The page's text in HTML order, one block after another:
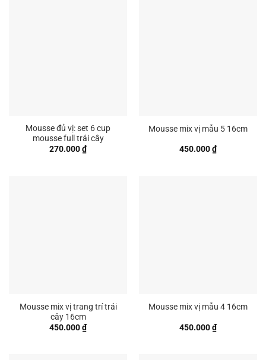
Mousse đủ vị: set 6 cup
mousse full trái cây
270.000₫
Mousse mix vị mẫu 5 16cm
450.000₫
Mousse mix vị trang trí trái
cây 16cm
450.000₫
Mousse mix vị mẫu 4 16cm
450.000₫